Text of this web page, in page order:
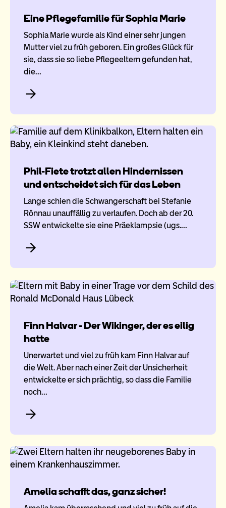
Eine Pflegefamilie für Sophia Marie
Sophia Marie wurde als Kind einer sehr jungen
Mutter viel zu früh geboren. Ein großes Glück für
sie, dass sie so liebe Pflegeeltern gefunden hat,
die…
Phil-Fiete trotzt allen Hindernissen
und entscheidet sich für das Leben
Lange schien die Schwangerschaft bei Stefanie
Rönnau unauffällig zu verlaufen. Doch ab der 20.
SSW entwickelte sie eine Präeklampsie (ugs.…
Finn Halvar - Der Wikinger, der es eilig
hatte
Unerwartet und viel zu früh kam Finn Halvar auf
die Welt. Aber nach einer Zeit der Unsicherheit
entwickelte er sich prächtig, so dass die Familie
noch…
Amelia schafft das, ganz sicher!